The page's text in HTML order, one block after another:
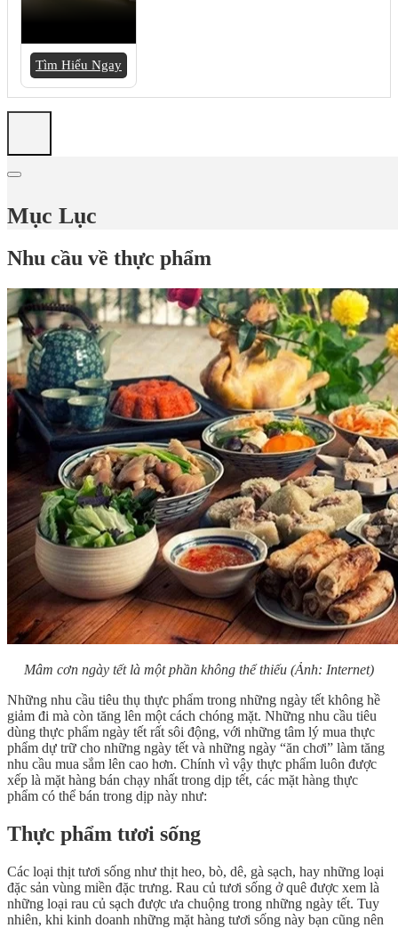
Tìm Hiểu Ngay
Mục Lục
Nhu cầu về thực phẩm
Mâm cơn ngày tết là một phần không thể thiếu (Ảnh: Internet)
Những nhu cầu tiêu thụ thực phẩm trong những ngày tết không hề
giảm đi mà còn tăng lên một cách chóng mặt. Những nhu cầu tiêu
dùng thực phẩm ngày tết rất sôi động, với những tâm lý mua thực
phẩm dự trữ cho những ngày tết và những ngày “ăn chơi” làm tăng
nhu cầu mua sắm lên cao hơn. Chính vì vậy thực phẩm luôn được
xếp là mặt hàng bán chạy nhất trong dịp tết, các mặt hàng thực
phẩm có thể bán trong dịp này như:
Thực phẩm tươi sống
Các loại thịt tươi sống như thịt heo, bò, dê, gà sạch, hay những loại
đặc sản vùng miền đặc trưng. Rau củ tươi sống ở quê được xem là
những loại rau củ sạch được ưa chuộng trong những ngày tết. Tuy
nhiên, khi kinh doanh những mặt hàng tươi sống này bạn cũng nên